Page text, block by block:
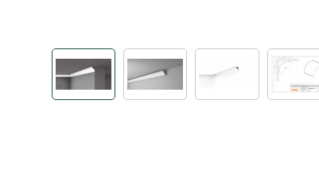
Bildergalerie überspringen